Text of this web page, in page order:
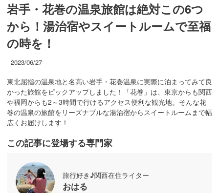
岩手・花巻の温泉旅館は絶対この6つ
から！湯治宿やスイートルームで至福
の時を！
2023/06/27
東北屈指の温泉地と名高い岩手・花巻温泉に実際に泊まってみて良
かった旅館をピックアップしました！「花巻」は、東京からも関西
や福岡からも2～3時間で行けるアクセス便利な観光地。そんな花
巻の温泉の旅館をリーズナブルな湯治宿からスイートルームまで幅
広くお届けします！
この記事に登場する専門家
旅行好き♪関西在住ライター
おはる